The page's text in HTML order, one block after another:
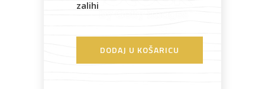
Metalna
galanterija
Elektromaterijal
Vijčana
roba
Okovi
zalihi
DODAJ U KOŠARICU